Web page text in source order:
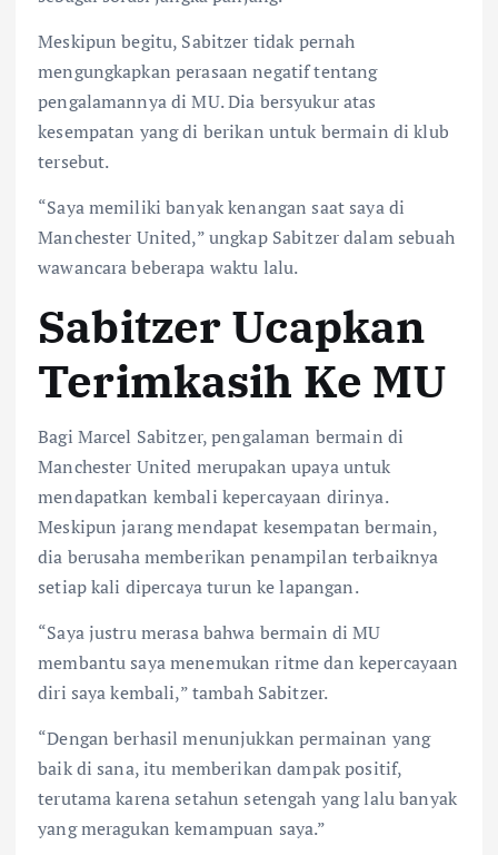
Meskipun begitu, Sabitzer tidak pernah
mengungkapkan perasaan negatif tentang
pengalamannya di MU. Dia bersyukur atas
kesempatan yang di berikan untuk bermain di klub
tersebut.
“Saya memiliki banyak kenangan saat saya di
Manchester United,” ungkap Sabitzer dalam sebuah
wawancara beberapa waktu lalu.
Sabitzer Ucapkan
Terimkasih Ke MU
Bagi Marcel Sabitzer, pengalaman bermain di
Manchester United merupakan upaya untuk
mendapatkan kembali kepercayaan dirinya.
Meskipun jarang mendapat kesempatan bermain,
dia berusaha memberikan penampilan terbaiknya
setiap kali dipercaya turun ke lapangan.
“Saya justru merasa bahwa bermain di MU
membantu saya menemukan ritme dan kepercayaan
diri saya kembali,” tambah Sabitzer.
“Dengan berhasil menunjukkan permainan yang
baik di sana, itu memberikan dampak positif,
terutama karena setahun setengah yang lalu banyak
yang meragukan kemampuan saya.”